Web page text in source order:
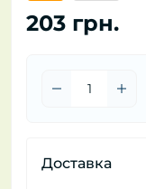
203 грн.
Доставка